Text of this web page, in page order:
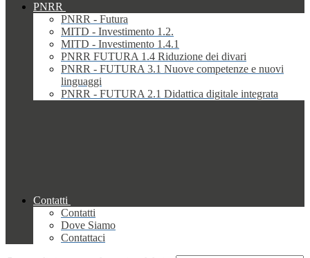
PNRR
PNRR - Futura
MITD - Investimento 1.2.
MITD - Investimento 1.4.1
PNRR FUTURA 1.4 Riduzione dei divari
PNRR - FUTURA 3.1 Nuove competenze e nuovi
linguaggi
PNRR - FUTURA 2.1 Didattica digitale integrata
Contatti
Contatti
Dove Siamo
Contattaci